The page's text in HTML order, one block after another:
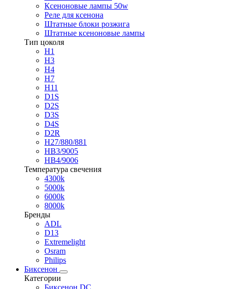
Ксеноновые лампы 50w
Реле для ксенона
Штатные блоки розжига
Штатные ксеноновые лампы
Тип цоколя
H1
H3
H4
H7
H11
D1S
D2S
D3S
D4S
D2R
H27/880/881
HB3/9005
HB4/9006
Температура свечения
4300k
5000k
6000k
8000k
Бренды
ADL
D13
Extremelight
Osram
Philips
Биксенон
Категории
Биксенон DC